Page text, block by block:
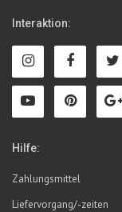
Interaktion:
Hilfe:
Zahlungsmittel
Liefervorgang/-zeiten